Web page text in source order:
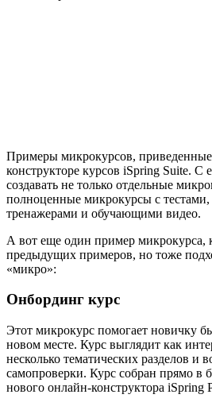
Примеры микрокурсов,
конструкторе курсов iSpring Suite.
создавать не только отдельные
полноценные микрокурсы с
тренажерами и обучающими видео.
А вот еще один пример микрокурса,
предыдущих примеров, но тоже
«микро»:
Онбординг курс
Этот микрокурс помогает новичку
новом месте. Курс выглядит как
несколько тематических разделов и
самопроверки. Курс собран прямо в
нового онлайн-конструктора iSpring